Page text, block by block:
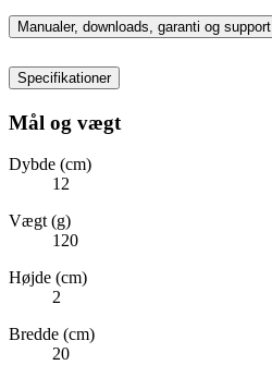
Manualer, downloads, garanti og support
Specifikationer
Mål og vægt
Dybde (cm)
12
Vægt (g)
120
Højde (cm)
2
Bredde (cm)
20